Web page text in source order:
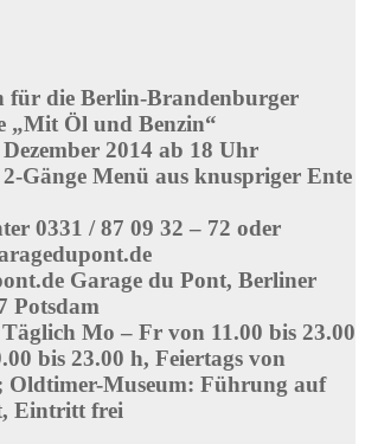
für die Berlin-Brandenburger
„Mit Öl und Benzin“
2014 ab 18 Uhr
Gänge Menü aus knuspriger Ente
0331 / 87 09 32 – 72 oder
Garage du Pont, Berliner
Potsdam
Mo – Fr von 11.00 bis 23.00
bis 23.00 h, Feiertags von
Oldtimer-Museum: Führung auf
Eintritt frei